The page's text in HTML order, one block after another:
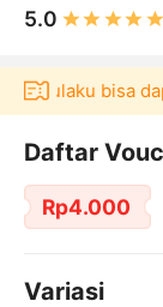
5.0
bisa
Daftar
Rp4.000
Variasi